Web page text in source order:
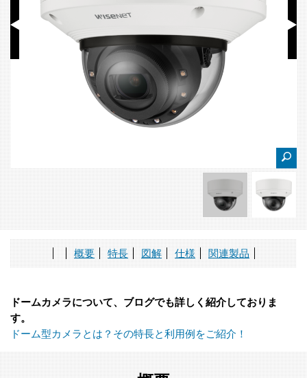
概要 特長 図解 仕様 関連製品
ドームカメラについて、ブログでも詳しく紹介しておりま
す。
ドーム型カメラとは？その特長と利用例をご紹介！